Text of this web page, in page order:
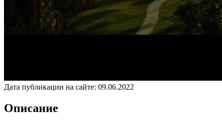
Дата публикации на сайте: 09.06.2022
Описание